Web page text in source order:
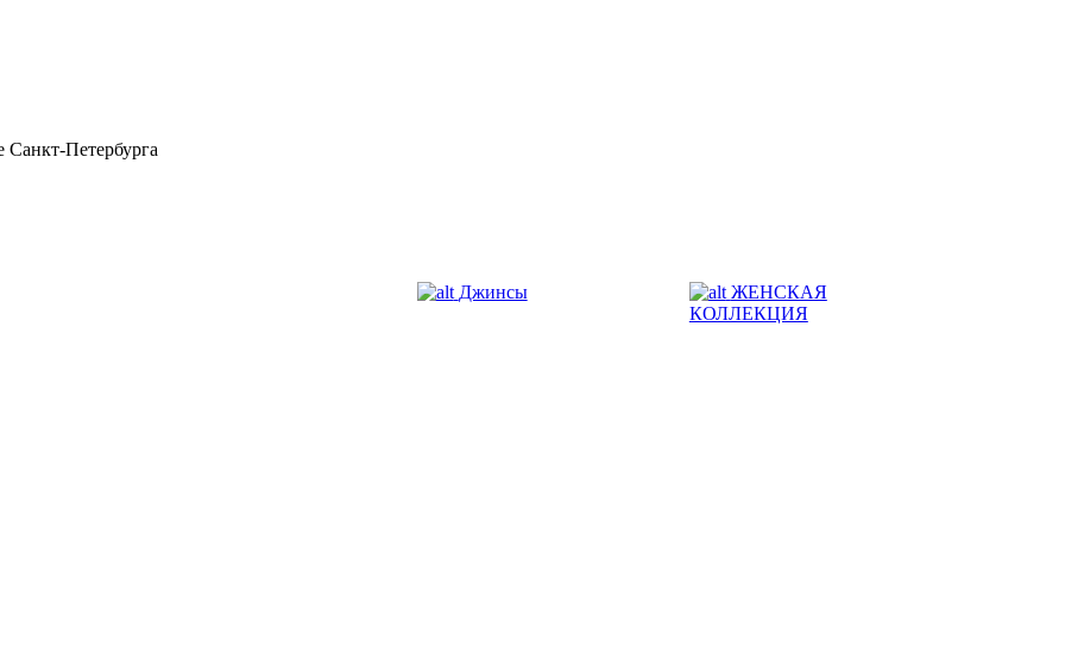
Петербурга
Джинсы
ЖЕНСКАЯ
КОЛЛЕКЦИЯ